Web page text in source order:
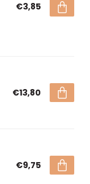
€3,85
€13,80
€9,75